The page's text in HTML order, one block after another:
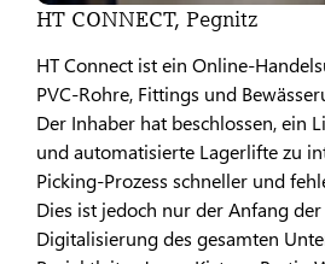
HT CONNECT, Pegnitz
HT Connect ist ein Online-
PVC-Rohre, Fittings und
Der Inhaber hat beschlossen, ein
und automatisierte Lagerlifte zu
Picking-Prozess schneller und
Dies ist jedoch nur der Anfang
Digitalisierung des gesamten